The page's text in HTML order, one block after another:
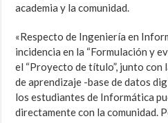
academia y la comunidad.
«Respecto de Ingeniería en
incidencia en la “Formulación y
el “Proyecto de título”, junto
de aprendizaje -base de datos
los estudiantes de Informática
directamente con la comunidad.